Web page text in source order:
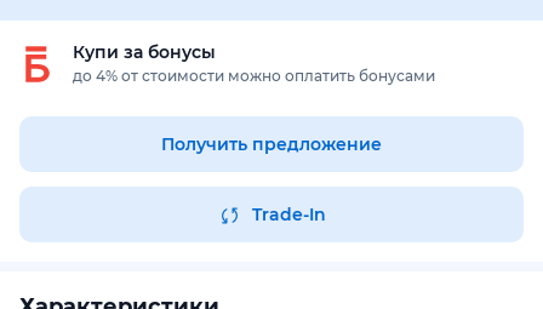
Купи за бонусы
до 4% от стоимости можно оплатить бонусами
Получить предложение
Trade-In